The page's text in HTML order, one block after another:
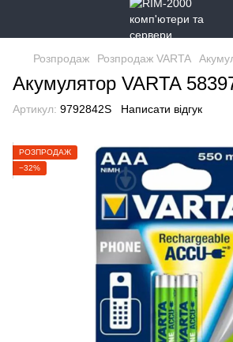
Розпродаж Розпродаж VARTA
Акумулятор VARTA
Артикул: 9792842S Написати відгук
РОЗПРОДАЖ
−32%